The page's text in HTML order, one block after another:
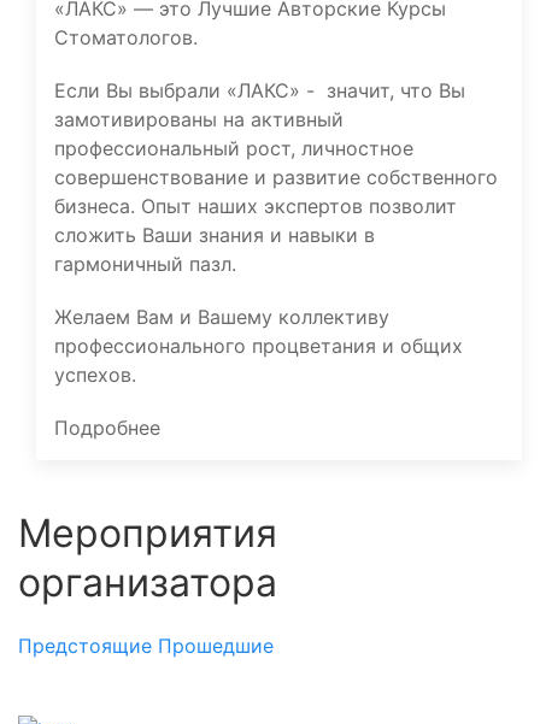
«ЛАКС» — это Лучшие Авторские Курсы
Стоматологов.
Если Вы выбрали «ЛАКС» - значит, что Вы
замотивированы на активный
профессиональный рост, личностное
совершенствование и развитие собственного
бизнеса. Опыт наших экспертов позволит
сложить Ваши знания и навыки в
гармоничный пазл.
Желаем Вам и Вашему коллективу
профессионального процветания и общих
успехов.
Подробнее
Мероприятия
организатора
Предстоящие Прошедшие